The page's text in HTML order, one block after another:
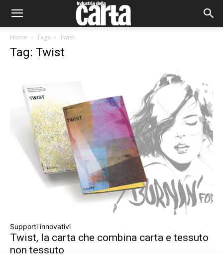
Home Tags Twist
Tag: Twist
Supporti innovativi
Twist, la carta che combina carta e tessuto
non tessuto